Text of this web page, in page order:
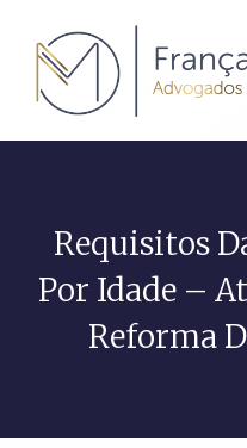
Requisitos
Por Idade –
Reforma